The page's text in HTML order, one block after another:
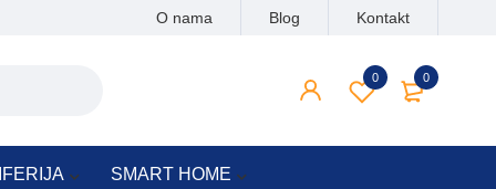
O nama Blog Kontakt
0
0
SMART HOME